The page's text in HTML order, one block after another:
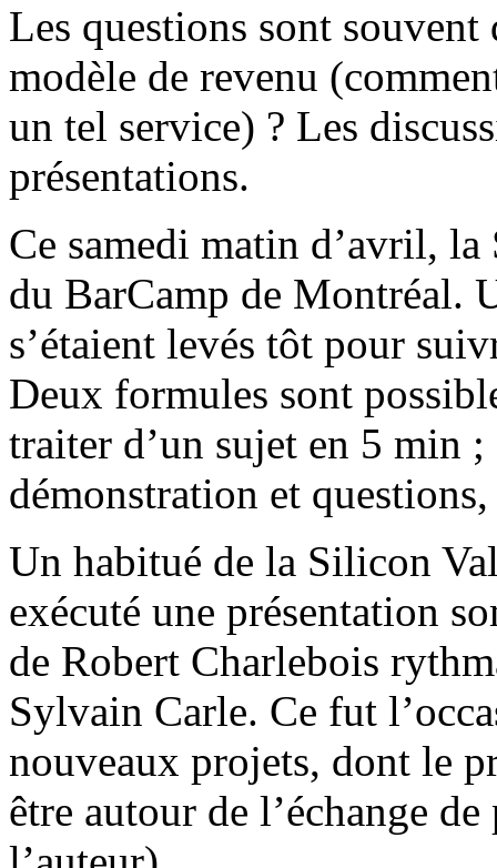
Les questions sont
modèle de revenu
un tel service) ? Les
présentations.
Ce samedi matin d’avril,
du BarCamp de Montréal.
s’étaient levés tôt pour
Deux formules sont
traiter d’un sujet en 5 min
démonstration et
Un habitué de la Silicon
exécuté une présentation
de Robert Charlebois
Sylvain Carle. Ce fut
nouveaux projets, dont le
être autour de l’échange